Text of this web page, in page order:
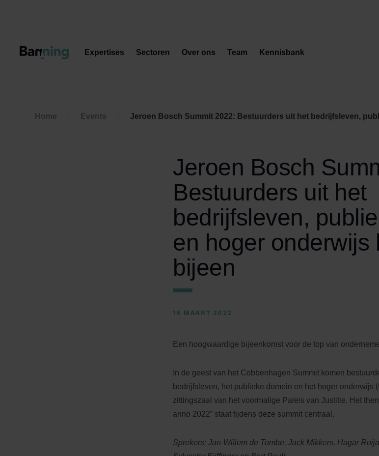
Expertises Sectoren Over ons Team Kennisbank
Home Events Jeroen Bosch Summit 2022: Bestuurders uit het bedrijfsleven,
Jeroen Bosch
Bestuurders uit het
bedrijfsleven,
en hoger onderwijs
bijeen
16 MAART 2022
Een hoogwaardige bijeenkomst voor de top van
In de geest van het Cobbenhagen Summit komen
bedrijfsleven, het publieke domein en het hoger onderwijs
zittingszaal van het voormalige Paleis van Justitie. Het
anno 2022” staat tijdens deze summit centraal.
Sprekers: Jan-Willem de Tombe, Jack Mikkers, Hagar